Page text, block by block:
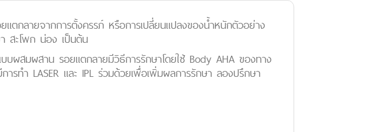
ตกลายจากการตั้งครรภ์ หรือการเปลี่ยนแปลงของน้ำหนักตัวอย่าง
สะโพก น่อง เป็นต้น
บบผสมผสาน รอยแตกลายมีวิธีการรักษาโดยใช้ Body AHA ของทาง
รทำ LASER และ IPL ร่วมด้วยเพื่อเพิ่มผลการรักษา ลองปรึกษา